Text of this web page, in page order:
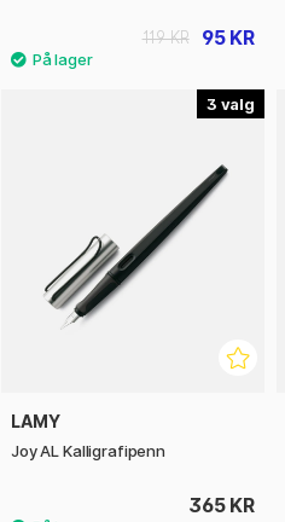
95 KR
119 KR
3
LAMY
Joy AL Kalligrafipenn
365 KR